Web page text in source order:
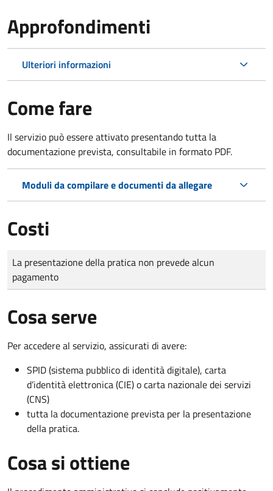
Approfondimenti
Ulteriori informazioni
Come fare
Il servizio può essere attivato presentando tutta la
documentazione prevista, consultabile in formato PDF.
Moduli da compilare e documenti da allegare
Costi
Tipo di pagamento
Importo
La presentazione della pratica non prevede alcun
pagamento
Cosa serve
Per accedere al servizio, assicurati di avere:
SPID (sistema pubblico di identità digitale), carta
d’identità elettronica (CIE) o carta nazionale dei servizi
(CNS)
tutta la documentazione prevista per la presentazione
della pratica.
Cosa si ottiene